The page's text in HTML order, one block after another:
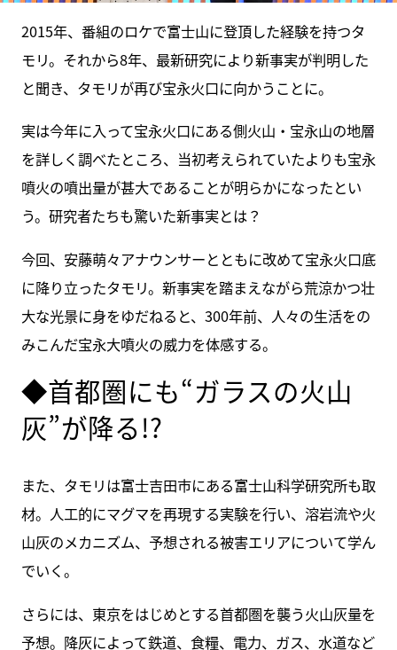
2015年、番組のロケで富士山に登頂した経験を持つタ
モリ。それから8年、最新研究により新事実が判明した
と聞き、タモリが再び宝永火口に向かうことに。
実は今年に入って宝永火口にある側火山・宝永山の地層
を詳しく調べたところ、当初考えられていたよりも宝永
噴火の噴出量が甚大であることが明らかになったとい
う。研究者たちも驚いた新事実とは？
今回、安藤萌々アナウンサーとともに改めて宝永火口底
に降り立ったタモリ。新事実を踏まえながら荒涼かつ壮
大な光景に身をゆだねると、300年前、人々の生活をの
みこんだ宝永大噴火の威力を体感する。
◆首都圏にも“ガラスの火山
灰”が降る!?
また、タモリは富士吉田市にある富士山科学研究所も取
材。人工的にマグマを再現する実験を行い、溶岩流や火
山灰のメカニズム、予想される被害エリアについて学ん
でいく。
さらには、東京をはじめとする首都圏を襲う火山灰量を
予想。降灰によって鉄道、食糧、電力、ガス、水道など